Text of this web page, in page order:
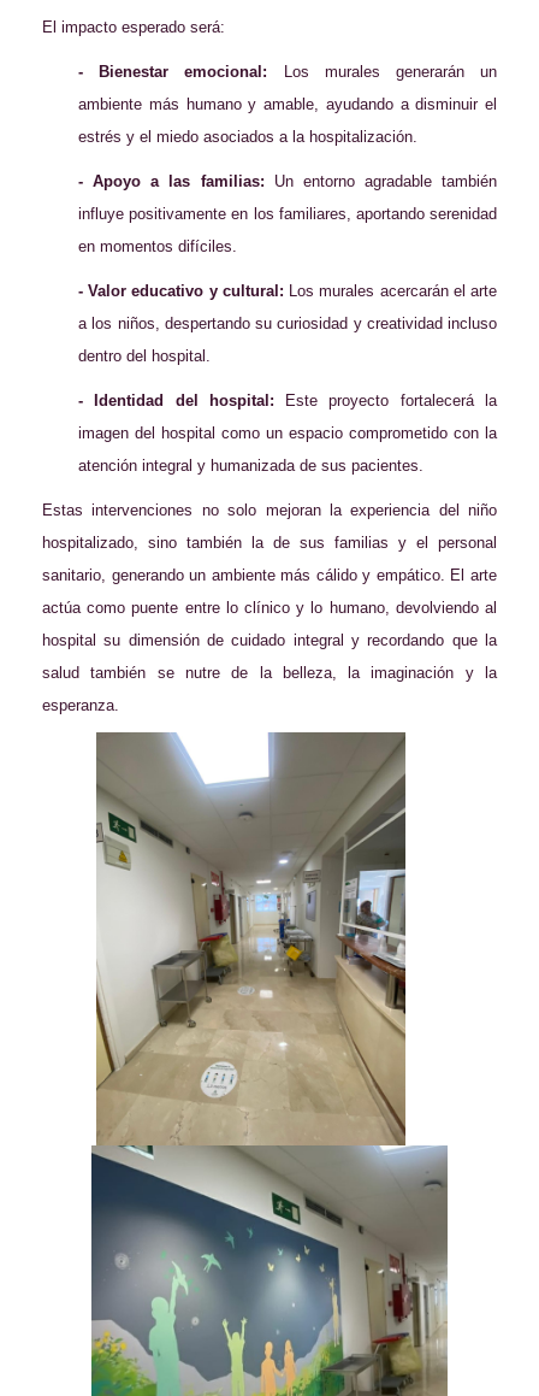
El impacto esperado será:
- Bienestar emocional: Los murales generarán un
ambiente más humano y amable, ayudando a disminuir el
estrés y el miedo asociados a la hospitalización.
- Apoyo a las familias: Un entorno agradable también
influye positivamente en los familiares, aportando serenidad
en momentos difíciles.
- Valor educativo y cultural: Los murales acercarán el arte
a los niños, despertando su curiosidad y creatividad incluso
dentro del hospital.
- Identidad del hospital: Este proyecto fortalecerá la
imagen del hospital como un espacio comprometido con la
atención integral y humanizada de sus pacientes.
Estas intervenciones no solo mejoran la experiencia del niño
hospitalizado, sino también la de sus familias y el personal
sanitario, generando un ambiente más cálido y empático. El arte
actúa como puente entre lo clínico y lo humano, devolviendo al
hospital su dimensión de cuidado integral y recordando que la
salud también se nutre de la belleza, la imaginación y la
esperanza.